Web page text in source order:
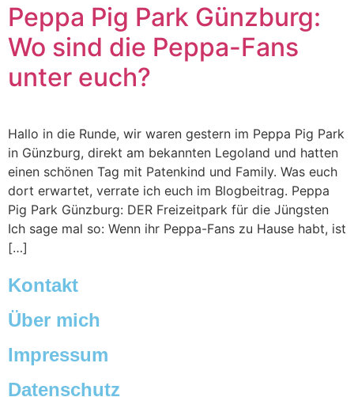
Peppa Pig Park Günzburg:
Wo sind die Peppa-Fans
unter euch?
Hallo in die Runde, wir waren gestern im Peppa Pig Park
in Günzburg, direkt am bekannten Legoland und hatten
einen schönen Tag mit Patenkind und Family. Was euch
dort erwartet, verrate ich euch im Blogbeitrag. Peppa
Pig Park Günzburg: DER Freizeitpark für die Jüngsten
Ich sage mal so: Wenn ihr Peppa-Fans zu Hause habt, ist
[…]
Kontakt
Über mich
Impressum
Datenschutz